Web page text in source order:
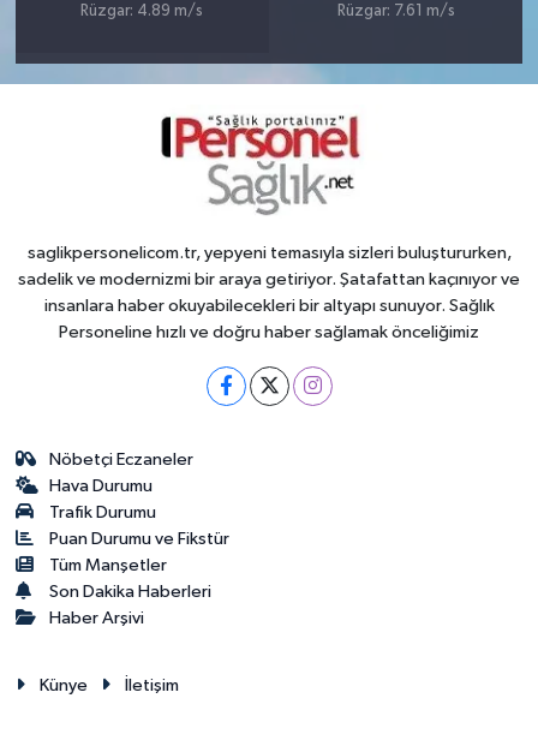
Rüzgar: 4.89 m/s
Rüzgar: 7.61 m/s
saglikpersonelicom.tr, yepyeni temasıyla sizleri buluştururken,
sadelik ve modernizmi bir araya getiriyor. Şatafattan kaçınıyor ve
insanlara haber okuyabilecekleri bir altyapı sunuyor. Sağlık
Personeline hızlı ve doğru haber sağlamak önceliğimiz
Nöbetçi Eczaneler
Hava Durumu
Trafik Durumu
Puan Durumu ve Fikstür
Tüm Manşetler
Son Dakika Haberleri
Haber Arşivi
Künye İletişim